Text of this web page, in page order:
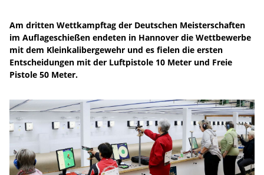
Am dritten Wettkampftag der Deutschen Meisterschaften
im Auflageschießen endeten in Hannover die Wettbewerbe
mit dem Kleinkalibergewehr und es fielen die ersten
Entscheidungen mit der Luftpistole 10 Meter und Freie
Pistole 50 Meter.